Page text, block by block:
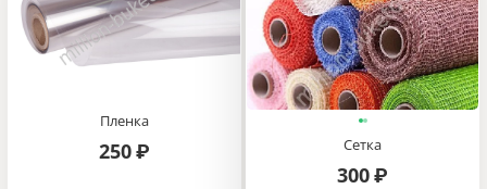
Пленка
250₽ Сетка
300₽